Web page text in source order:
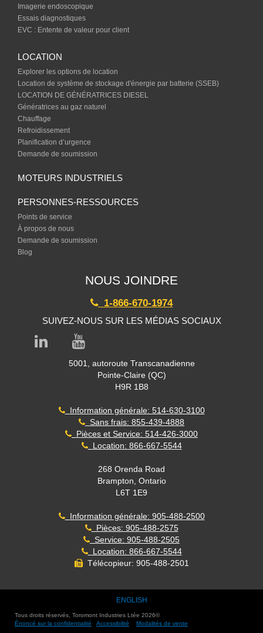
Imagerie endoscopique
Essais diagnostiques
EVC : Entente de valeur pour client
LOCATION
Explorer les options de location
Location de système de stockage d'énergie par batterie (SSEB)
LOCATION DE GÉNÉRATRICES DIESEL
Génératrices au gaz naturel
Chauffage
Refroidissement
Planification d’urgence
Demande de soumission
MOTEURS INDUSTRIELS
PERSONNES-RESSOURCES
Points de service
À propos de nous
Demande de soumission
Blog
NOUS JOINDRE
1-866-670-1974
SUIVEZ-NOUS SUR LES MÉDIAS SOCIAUX
5001, autoroute Transcanadienne
Pointe-Claire (QC)
H9R 1B8
Information générale: 514-630-3100
Sans frais: 855-439-4888
Pièces et Service: 514-426-3000
Location: 866-667-5544
268 Orenda Road
Brampton, Ontario
L6T 1E9
Information générale: 905-488-2500
Pièces: 905-488-2575
Service: 905-488-2505
Location: 866-667-5544
Télécopieur: 905-488-2501
ENGLISH
Tous droits réservés, Toromont Industries Ltée 2026©
Énoncé sur la confidentialité
Accessibilité Modalités de vente